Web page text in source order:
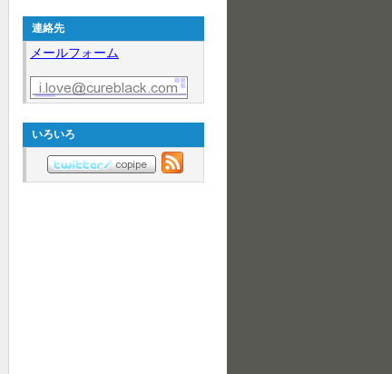
連絡先
メールフォーム
いろいろ